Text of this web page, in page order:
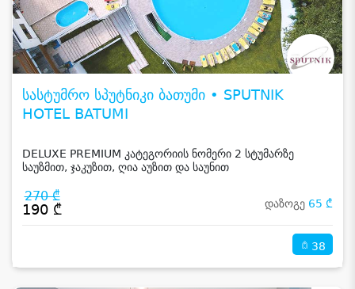
სასტუმრო სპუტნიკი ბათუმი • SPUTNIK
HOTEL BATUMI
DELUXE PREMIUM კატეგორიის ნომერი 2 სტუმარზე
საუზმით, ჯაკუზით, ღია აუზით და საუნით
270 ₾
190 ₾ დაზოგე 65 ₾
38